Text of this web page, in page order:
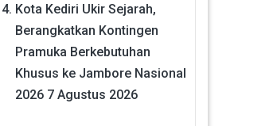
Kota Kediri Ukir Sejarah,
Berangkatkan Kontingen
Pramuka Berkebutuhan
Khusus ke Jambore Nasional
2026 7 Agustus 2026